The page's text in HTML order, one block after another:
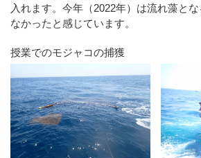
入れます。今年（2022年）は流れ藻と
なかったと感じています。
授業でのモジャコの捕獲